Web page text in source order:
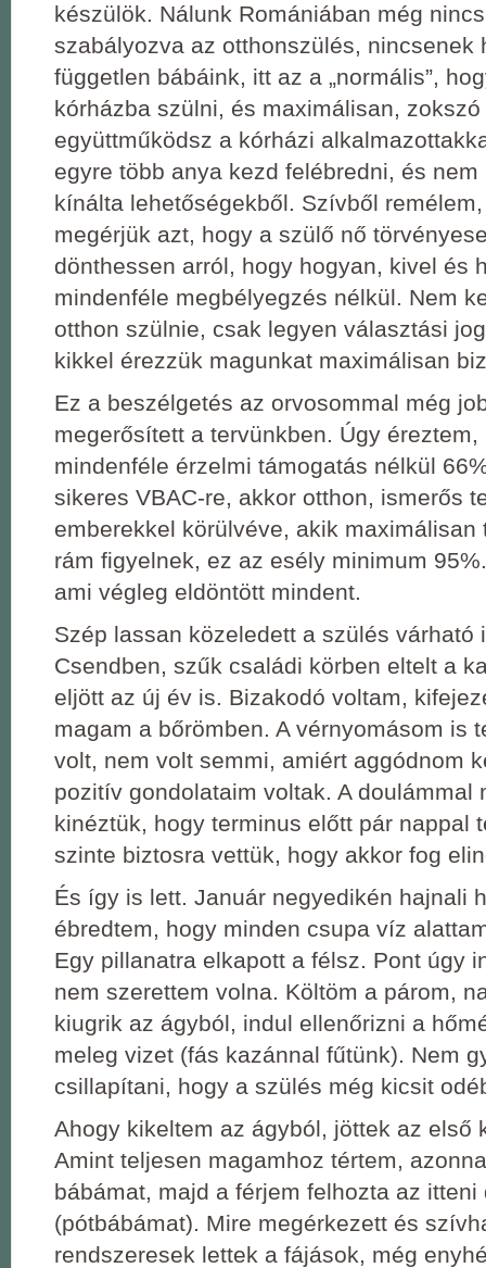
készülök. Nálunk Romániában még
szabályozva az otthonszülés, nincsenek
független bábáink, itt az a „normális”,
kórházba szülni, és maximálisan,
együttműködsz a kórházi
egyre több anya kezd felébredni, és
kínálta lehetőségekből. Szívből
megérjük azt, hogy a szülő nő
dönthessen arról, hogy hogyan, kivel és
mindenféle megbélyegzés nélkül. Nem
otthon szülnie, csak legyen választási
kikkel érezzük magunkat maximálisan
Ez a beszélgetés az orvosommal még
megerősített a tervünkben. Úgy
mindenféle érzelmi támogatás nélkül
sikeres VBAC-re, akkor otthon, ismerős
emberekkel körülvéve, akik maximálisan
rám figyelnek, ez az esély minimum
ami végleg eldöntött mindent.
Szép lassan közeledett a szülés várható
Csendben, szűk családi körben eltelt a
eljött az új év is. Bizakodó voltam,
magam a bőrömben. A vérnyomásom is
volt, nem volt semmi, amiért aggódnom
pozitív gondolataim voltak. A doulámmal
kinéztük, hogy terminus előtt pár nappal
szinte biztosra vettük, hogy akkor fog
És így is lett. Január negyedikén hajnali
ébredtem, hogy minden csupa víz
Egy pillanatra elkapott a félsz. Pont úgy
nem szerettem volna. Költöm a párom,
kiugrik az ágyból, indul ellenőrizni a
meleg vizet (fás kazánnal fűtünk). Nem
csillapítani, hogy a szülés még kicsit
Ahogy kikeltem az ágyból, jöttek az első
Amint teljesen magamhoz tértem,
bábámat, majd a férjem felhozta az itteni
(pótbábámat). Mire megérkezett és
rendszeresek lettek a fájások, még